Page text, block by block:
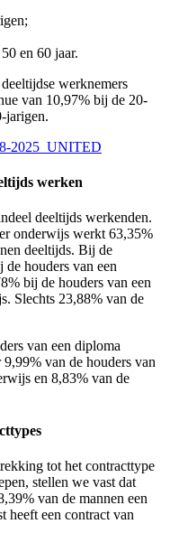
en 60 jaar.
werknemers
van 10,97% bij de 20-
jarigen.
werken
deeltijds werkenden.
onderwijs werkt 63,35%
deeltijds. Bij de
houders van een
bij de houders van een
Slechts 23,88% van de
van een diploma
van de houders van
en 8,83% van de
tot het contracttype
stellen we vast dat
van de mannen een
heeft een contract van